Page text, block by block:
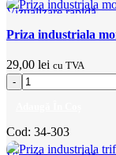
Vizualizare rapidă
Adaugă la favorite
Priza industriala
29,00 lei cu TVA
Cod: 34-303